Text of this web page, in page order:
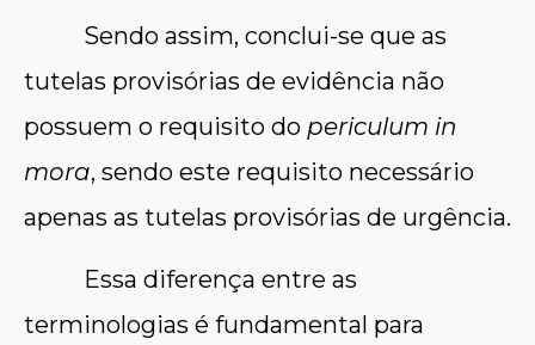
Sendo assim, conclui-se que as
tutelas provisórias de evidência não
possuem o requisito do periculum in
mora, sendo este requisito necessário
apenas as tutelas provisórias de urgência.
Essa diferença entre as
terminologias é fundamental para